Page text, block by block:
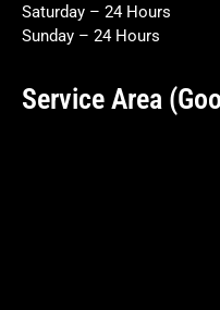
Saturday – 24 Hours
Sunday – 24 Hours
Service Area